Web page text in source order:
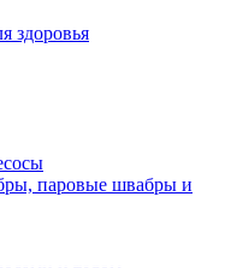
здоровья
паровые швабры и